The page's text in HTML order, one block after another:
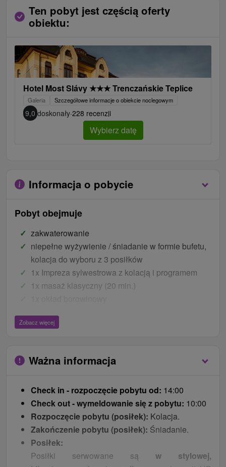
Ten pobyt jest częścią oferty
obiektu:
Hotel Most Slávy ★★★Trenczańskie Teplice
Galeria Szczegółowe informacje o obiekcie noclegowym
9,0 doskonały·228 recenzji
Wybierz datę
Informacja o pobycie
Pobyt obejmuje
zakwaterowanie
niepełne wyżywienie / śniadanie w formie bufetu,
kolacja do wyboru z 3 posiłków
1x Impreza sylwestrowa z kolacją i programem
1x masaż klasyczny (20 min.)
Ceny - Bonusy
codziennie bezpłatny dostęp do hotelowego
codziennie bezpłatny wstęp do sauny fińskiej w
wyznaczonym czasie
codziennie bezpłatny wstęp do smukłej pracowni
WiFi
parking przed hotelem
Zobacz więcej
Ważna informacja
Check in - rozpoczęcie pobytu od: 14:00
Check out - wymeldowanie się z pobytu: 10:00
Rozpoczęcie pobytu (posiłek): Kolacja.
Zakończenie pobytu (posiłek): Śniadanie.
Posiłek:
Posiłki serwowane są w stylowej,